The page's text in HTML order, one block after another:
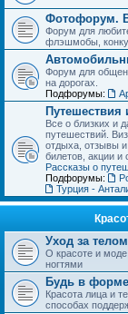
Фотофорум.
Форум для
флэшмобы,
Форум для
на дорогах.
Подфорумы:
Путешествия
Все о близких и
путешествий.
отдыха, отзывы
билетов, акции и
Рассказы о
Подфорумы:
Уход за
О красоте и
ногтями
Будь в
Красота лица и
способах